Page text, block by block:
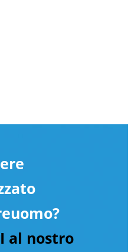
al nostro